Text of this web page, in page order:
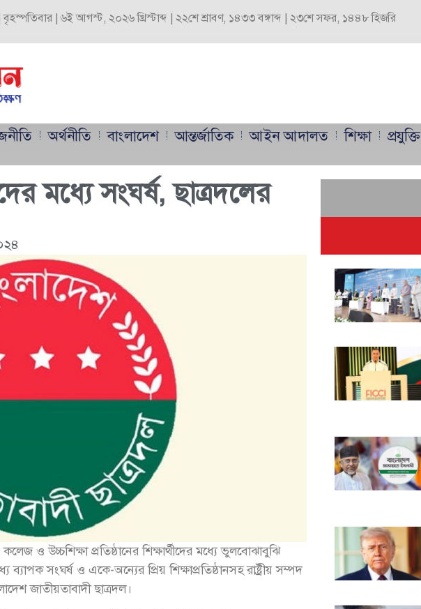
বৃহস্পতিবার | ৬ই আগস্ট, ২০২৬ খ্রিস্টাব্দ | ২২শে শ্রাবণ, ১৪৩৩ বঙ্গাব্দ | ২৩শে সফর, ১৪৪৮ হিজরি
অর্থনীতি বাংলাদেশ আন্তর্জাতিক আইন আদালত শিক্ষা প্রযুক্তি
মধ্যে সংঘর্ষ, ছাত্রদলের
ও উচ্চশিক্ষা প্রতিষ্ঠানের শিক্ষার্থীদের মধ্যে ভুলবোঝাবুঝি
ব্যাপক সংঘর্ষ ও একে-অন্যের প্রিয় শিক্ষাপ্রতিষ্ঠানসহ রাষ্ট্রীয় সম্পদ
জাতীয়তাবাদী ছাত্রদল।